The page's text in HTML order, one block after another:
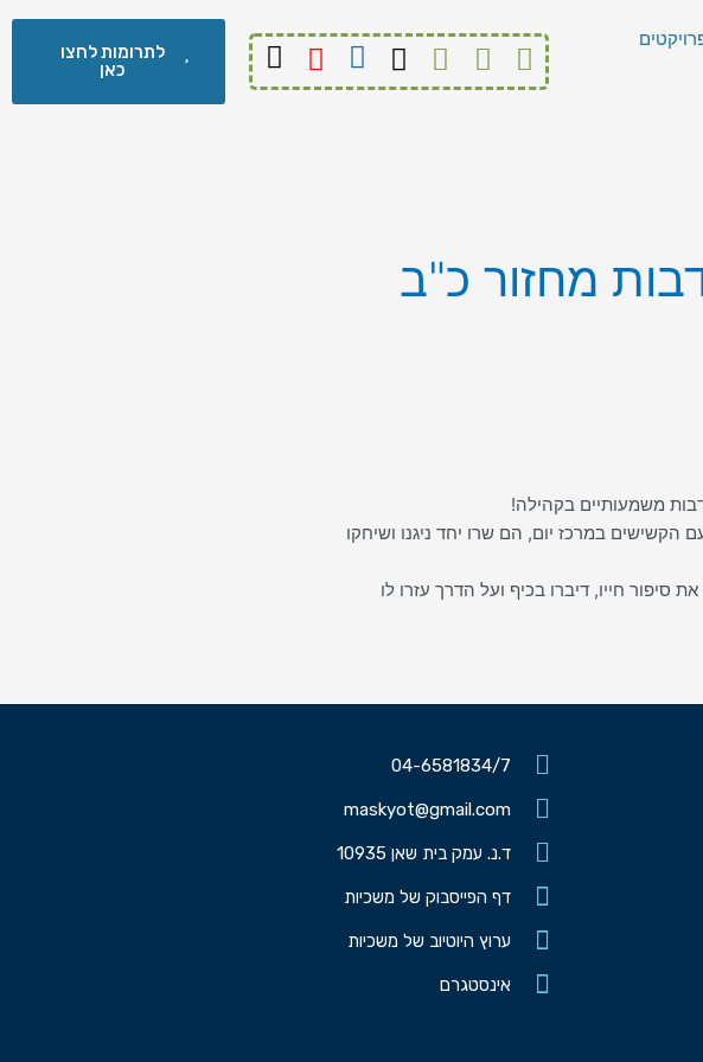
לתרומות לחצו
כאן
מחזור כ"ב
משמעותיים בקהילה!
הקשישים במרכז יום, הם שרו יחד ניגנו ושיחקו
חייו, דיברו בכיף ועל הדרך עזרו לו
04-6581834/7
maskyot@gmail.com
ד.נ. עמק בית שאן 10935
דף הפייסבוק של משכיות
ערוץ היוטיוב של משכיות
אינסטגרם